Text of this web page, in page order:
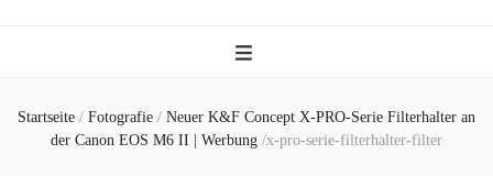
Startseite / Fotografie / Neuer K&F Concept X-PRO-Serie Filterhalter an
der Canon EOS M6 II | Werbung /x-pro-serie-filterhalter-filter